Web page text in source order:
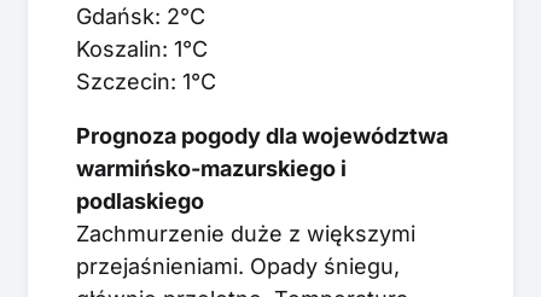
Gdańsk: 2°C
Koszalin: 1°C
Szczecin: 1°C
Prognoza pogody dla województwa
warmińsko-mazurskiego i
podlaskiego
Zachmurzenie duże z większymi
przejaśnieniami. Opady śniegu,